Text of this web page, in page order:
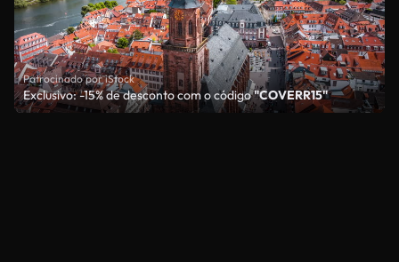
Patrocinado por iStock
Exclusivo: -15% de desconto com o código"COVERR15"